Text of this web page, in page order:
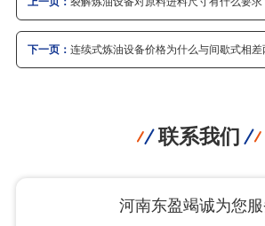
下一页： 连续式炼油设备价格为什么与间歇式相差
联系我们
河南东盈竭诚为您